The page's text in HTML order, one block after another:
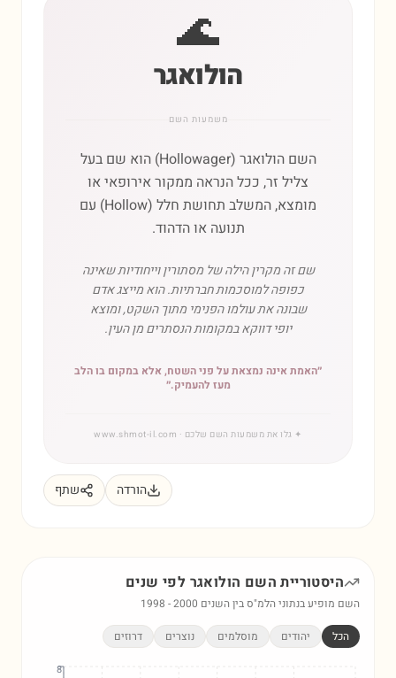
🌊
הולואגר
משמעות השם
השם הולואגר (Hollowager) הוא שם בעל
צליל זר, ככל הנראה ממקור אירופאי או
מומצא, המשלב תחושת חלל (Hollow) עם
תנועה או הדהוד.
שם זה מקרין הילה של מסתורין וייחודיות שאינה
כפופה למוסכמות חברתיות. הוא מייצג אדם
שבונה את עולמו הפנימי מתוך השקט, ומוצא
יופי דווקא במקומות הנסתרים מן העין.
״האמת אינה נמצאת על פני השטח, אלא במקום בו הלב
מעז להעמיק.״
✦ גלו את משמעות השם שלכם · www.shmot-il.com
הורדה שתף
היסטוריית השם הולואגר לפי שנים
השם מופיע בנתוני הלמ"ס בין השנים 1998 -2000
הכל יהודים מוסלמים נוצרים דרוזים
8